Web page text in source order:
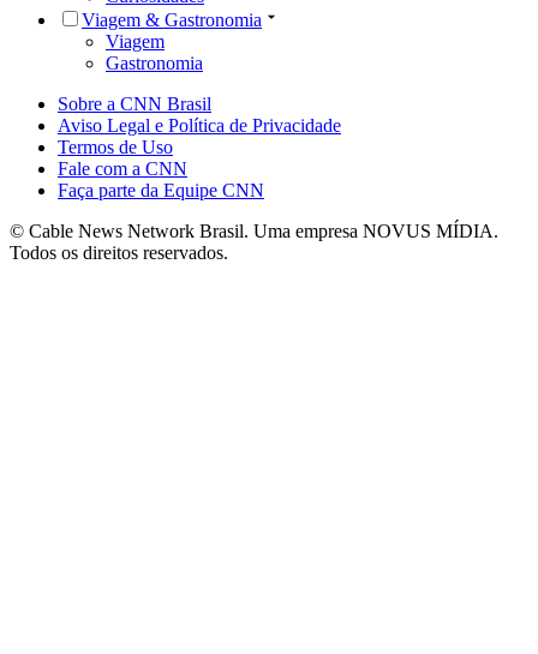
Viagem & Gastronomia
Viagem
Gastronomia
Sobre a CNN Brasil
Aviso Legal e Política de Privacidade
Termos de Uso
Fale com a CNN
Faça parte da Equipe CNN
© Cable News Network Brasil. Uma empresa NOVUS MÍDIA.
Todos os direitos reservados.